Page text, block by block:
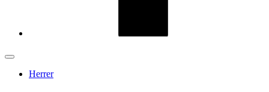
Herrer